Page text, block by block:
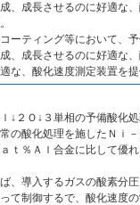
、成長させるのに好適な
ーティング等において、
、成長させるのに好適な
な、酸化速度測定装置を提
↓２Ｏ↓３単相の予備酸化
の酸化処理を施したＮｉ
ｔ％Ａｌ合金に比して優
、導入するガスの酸素分
て制御するで、酸化速度の